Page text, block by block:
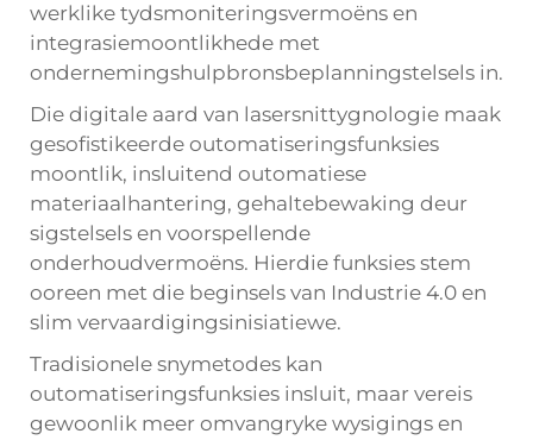
werklike tydsmoniteringsvermoëns en
integrasiemoontlikhede met
ondernemingshulpbronsbeplanningstelsels in.
Die digitale aard van lasersnittygnologie maak
gesofistikeerde outomatiseringsfunksies
moontlik, insluitend outomatiese
materiaalhantering, gehaltebewaking deur
sigstelsels en voorspellende
onderhoudvermoëns. Hierdie funksies stem
ooreen met die beginsels van Industrie 4.0 en
slim vervaardigingsinisiatiewe.
Tradisionele snymetodes kan
outomatiseringsfunksies insluit, maar vereis
gewoonlik meer omvangryke wysigings en